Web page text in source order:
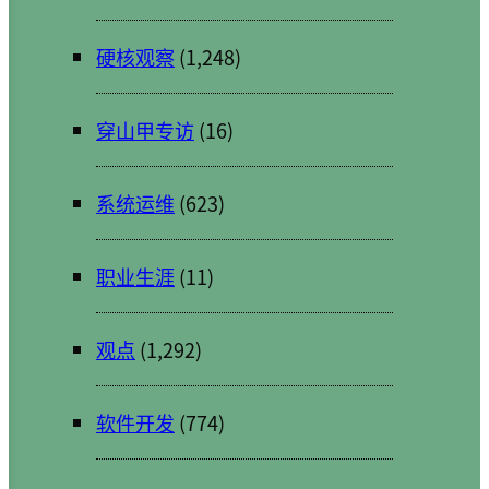
硬核观察 (1,248)
穿山甲专访(16)
系统运维(623)
职业生涯(11)
观点 (1,292)
软件开发 (774)